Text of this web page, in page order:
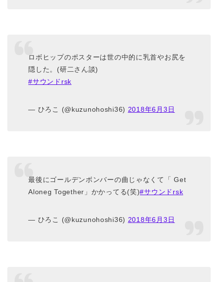
ロボヒップのポスターは世の中的に乳首やお尻を
隠した。(研二さん談)
#サウンドrsk
— ひろこ (@kuzunohoshi36) 2018年6月3日
最後にゴールデンボンバーの曲じゃなくて「 Get
Aloneg Together」かかってる(笑)#サウンドrsk
— ひろこ (@kuzunohoshi36) 2018年6月3日